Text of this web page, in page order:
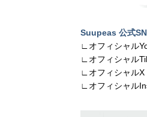
Suupeas 公式
∟オフィシャル
∟オフィシャル
∟オフィシャルX
∟オフィシャル